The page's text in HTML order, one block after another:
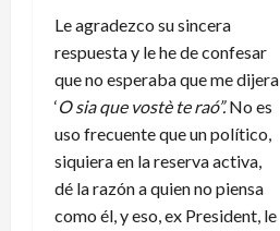
Le agradezco su sincera
respuesta y le he de confesar
que no esperaba que me dijera
‘O sia que vostè te raó”.No es
uso frecuente que un político,
siquiera en la reserva activa,
dé la razón a quien no piensa
como él, y eso, ex President, le